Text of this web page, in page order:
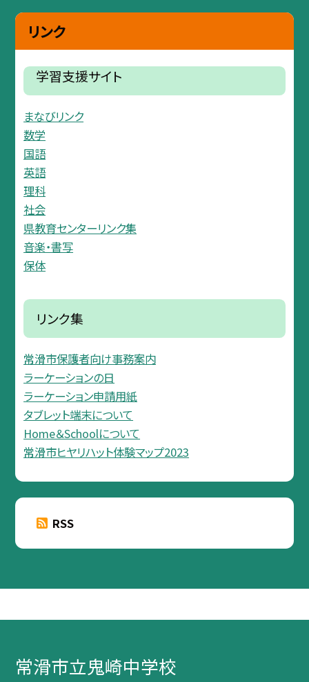
リンク
学習支援サイト
まなびリンク
数学
国語
英語
理科
社会
県教育センターリンク集
音楽・書写
保体
リンク集
常滑市保護者向け事務案内
ラーケーションの日
ラーケーション申請用紙
タブレット端末について
Home＆Schoolについて
常滑市ヒヤリハット体験マップ2023
RSS
常滑市立鬼崎中学校